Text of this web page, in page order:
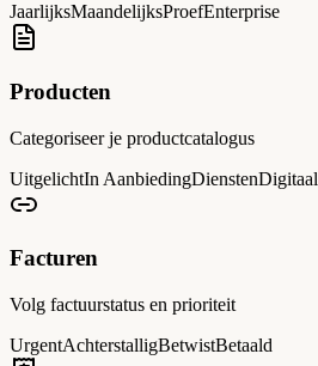
JaarlijksMaandelijksProefEnterprise
Producten
Categoriseer je productcatalogus
UitgelichtIn AanbiedingDienstenDigitaal
Facturen
Volg factuurstatus en prioriteit
UrgentAchterstalligBetwistBetaald